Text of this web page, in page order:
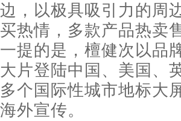
边，以极具吸引力的周
买热情，多款产品热卖
一提的是，檀健次以品
大片登陆中国、美国、
多个国际性城市地标大
海外宣传。